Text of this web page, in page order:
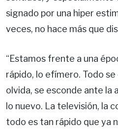
signado por una hiper
veces, no hace más que
“Estamos frente a una
rápido, lo efímero. Todo
olvida, se esconde ante la
lo nuevo. La televisión, la
todo es tan rápido que ya